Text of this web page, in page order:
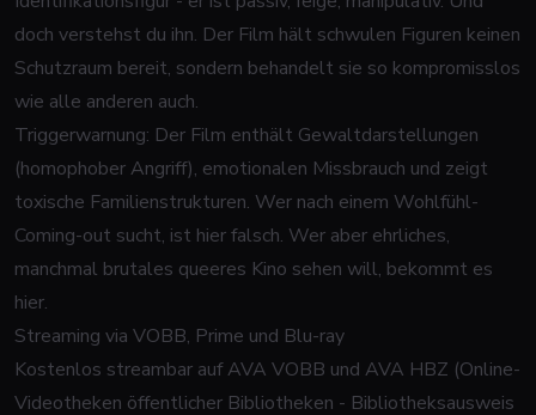
doch verstehst du ihn. Der Film hält schwulen Figuren keinen
Schutzraum bereit, sondern behandelt sie so kompromisslos
wie alle anderen auch.
Triggerwarnung: Der Film enthält Gewaltdarstellungen
(homophober Angriff), emotionalen Missbrauch und zeigt
toxische Familienstrukturen. Wer nach einem Wohlfühl-
Coming-out sucht, ist hier falsch. Wer aber ehrliches,
manchmal brutales queeres Kino sehen will, bekommt es
hier.
Streaming via VOBB, Prime und Blu-ray
Kostenlos streambar auf AVA VOBB und AVA HBZ (Online-
Videotheken öffentlicher Bibliotheken - Bibliotheksausweis